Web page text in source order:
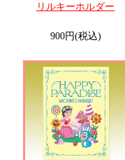
リルキーホルダー
900円(税込)